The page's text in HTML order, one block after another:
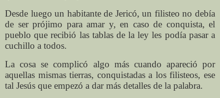
Desde luego un habitante de Jericó, un filisteo no debía
de ser prójimo para amar y, en caso de conquista, el
pueblo que recibió las tablas de la ley les podía pasar a
cuchillo a todos.
La cosa se complicó algo más cuando apareció por
aquellas mismas tierras, conquistadas a los filisteos, ese
tal Jesús que empezó a dar más detalles de la palabra.